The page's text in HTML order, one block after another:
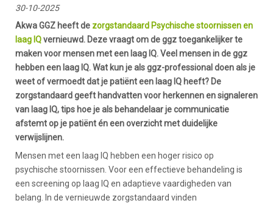
30-10-2025
Akwa GGZ heeft de zorgstandaard Psychische stoornissen en
laag IQvernieuwd. Deze vraagt om de ggz toegankelijker te
maken voor mensen met een laag IQ. Veel mensen in de ggz
hebben een laag IQ. Wat kun je als ggz-professional doen als je
weet of vermoedt dat je patiënt een laag IQ heeft? De
zorgstandaard geeft handvatten voor herkennen en signaleren
van laag IQ, tips hoe je als behandelaar je communicatie
afstemt op je patiënt én een overzicht met duidelijke
verwijslijnen.
Mensen met een laag IQ hebben een hoger risico op
psychische stoornissen. Voor een effectieve behandeling is
een screening op laag IQ en adaptieve vaardigheden van
belang. In de vernieuwde zorgstandaard vinden